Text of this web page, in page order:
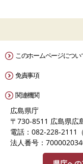
このホームページについ
免責事項
関連機関
広島県庁
〒730-8511 広島県広
電話：082-228-2111（
法人番号：